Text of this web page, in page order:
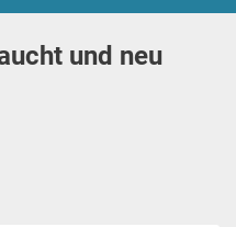
und neu